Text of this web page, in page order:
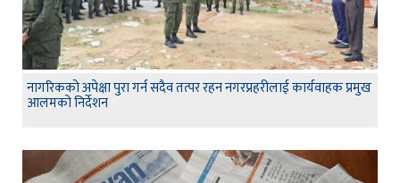
नागरिकको अपेक्षा पुरा गर्न सदैव तत्पर रहन नगरप्रहरीलाई कार्यवाहक प्रमुख
आलमको निर्देशन